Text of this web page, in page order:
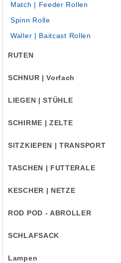
Match | Feeder Rollen
Spinn Rolle
Waller | Baitcast Rollen
RUTEN
SCHNUR | Vorfach
LIEGEN | STÜHLE
SCHIRME | ZELTE
SITZKIEPEN | TRANSPORT
TASCHEN | FUTTERALE
KESCHER | NETZE
ROD POD - ABROLLER
SCHLAFSACK
Lampen